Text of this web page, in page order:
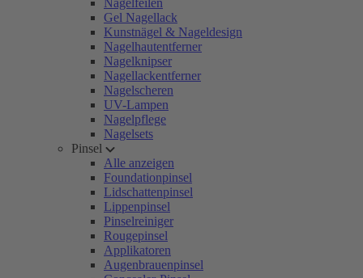
Nagelfeilen
Gel Nagellack
Kunstnägel & Nageldesign
Nagelhautentferner
Nagelknipser
Nagellackentferner
Nagelscheren
UV-Lampen
Nagelpflege
Nagelsets
Pinsel
Alle anzeigen
Foundationpinsel
Lidschattenpinsel
Lippenpinsel
Pinselreiniger
Rougepinsel
Applikatoren
Augenbrauenpinsel